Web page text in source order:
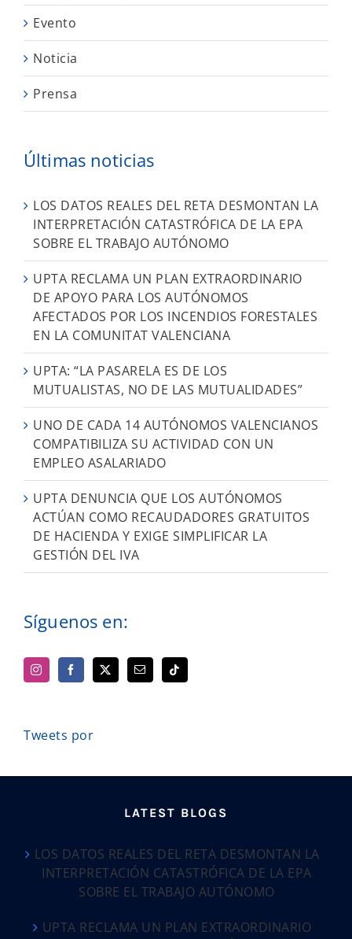
Evento
Noticia
Prensa
Últimas noticias
LOS DATOS REALES DEL RETA DESMONTAN LA
INTERPRETACIÓN CATASTRÓFICA DE LA EPA
SOBRE EL TRABAJO AUTÓNOMO
UPTA RECLAMA UN PLAN EXTRAORDINARIO
DE APOYO PARA LOS AUTÓNOMOS
AFECTADOS POR LOS INCENDIOS FORESTALES
EN LA COMUNITAT VALENCIANA
UPTA: “LA PASARELA ES DE LOS
MUTUALISTAS, NO DE LAS MUTUALIDADES”
UNO DE CADA 14 AUTÓNOMOS VALENCIANOS
COMPATIBILIZA SU ACTIVIDAD CON UN
EMPLEO ASALARIADO
UPTA DENUNCIA QUE LOS AUTÓNOMOS
ACTÚAN COMO RECAUDADORES GRATUITOS
DE HACIENDA Y EXIGE SIMPLIFICAR LA
GESTIÓN DEL IVA
Síguenos en:
Tweets por
LATEST BLOGS
LOS DATOS REALES DEL RETA DESMONTAN LA
INTERPRETACIÓN CATASTRÓFICA DE LA EPA
SOBRE EL TRABAJO AUTÓNOMO
UPTA RECLAMA UN PLAN EXTRAORDINARIO